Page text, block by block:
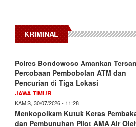
KRIMINAL
Polres Bondowoso Amankan
Percobaan Pembobolan ATM dan
Pencurian di Tiga Lokasi
JAWA TIMUR
KAMIS, 30/07/2026 - 11:28
Menkopolkam Kutuk Keras
dan Pembunuhan Pilot AMA Air